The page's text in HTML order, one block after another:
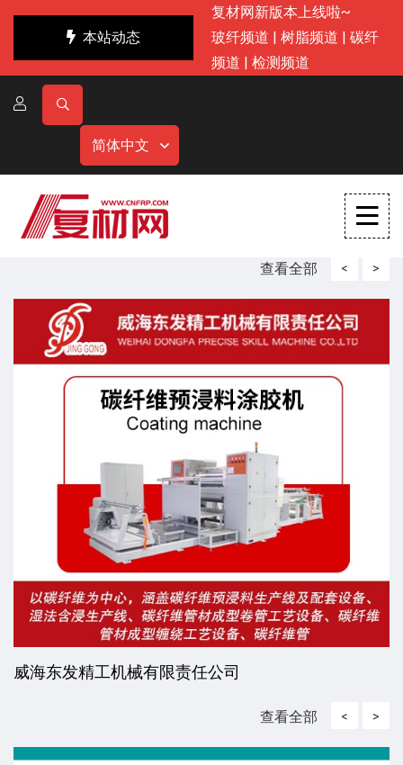
本站动态
复材网新版本上线啦~
玻纤频道 | 树脂频道 | 碳纤
频道 | 检测频道
简体中文
查看全部 <
威海东发精工机械有限责任公司
>
查看全部 < >